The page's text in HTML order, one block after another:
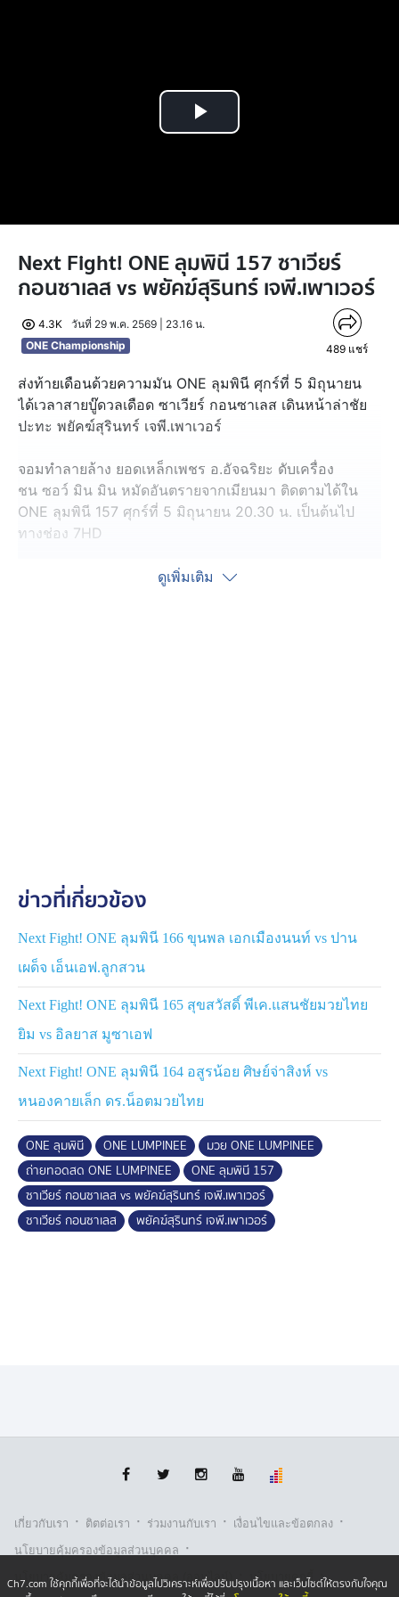
Play
Next Fight! ONE ลุมพินี 157 ซาเวียร์
กอนซาเลส vs พยัคฆ์สุรินทร์ เจพี.เพาเวอร์
4.3K
วันที่ 29 พ.ค. 2569 | 23.16 น.
ONE Championship
489 แชร์
ส่งท้ายเดือนด้วยความมัน ONE ลุมพินี ศุกร์ที่ 5 มิถุนายน
ได้เวลาสายบู๊ดวลเดือด ซาเวียร์ กอนซาเลส เดินหน้าล่าชัย
ปะทะ พยัคฆ์สุรินทร์ เจพี.เพาเวอร์
จอมทำลายล้าง ยอดเหล็กเพชร อ.อัจฉริยะ ดับเครื่อง
ชน ซอว์ มิน มิน หมัดอันตรายจากเมียนมา ติดตามได้ใน
ONE ลุมพินี 157 ศุกร์ที่ 5 มิถุนายน 20.30 น. เป็นต้นไป
ทางช่อง 7HD
รับชม LIVE สดผ่านโซเชียลมีเดีย ได้ตั้งแต่เวลา 19.30 น. ทั้ง
ดูเพิ่มเติม
ข่าวที่เกี่ยวข้อง
Next Fight! ONE ลุมพินี 166 ขุนพล เอกเมืองนนท์ vs ปาน
เผด็จ เอ็นเอฟ.ลูกสวน
Next Fight! ONE ลุมพินี 165 สุขสวัสดิ์ พีเค.แสนชัยมวยไทย
ยิม vs อิลยาส มูซาเอฟ
Next Fight! ONE ลุมพินี 164 อสูรน้อย ศิษย์จ่าสิงห์ vs
หนองคายเล็ก ดร.น็อตมวยไทย
ONE ลุมพินี ONE LUMPINEE
มวย ONE LUMPINEE
ถ่ายทอดสด ONE LUMPINEE
ONE ลุมพินี 157
ซาเวียร์ กอนซาเลส vs พยัคฆ์สุรินทร์ เจพี.เพาเวอร์
ซาเวียร์ กอนซาเลส
พยัคฆ์สุรินทร์ เจพี.เพาเวอร์
เกี่ยวกับเรา · ติตต่อเรา · ร่วมงานกับเรา · เงื่อนไขและข้อตกลง ·
นโยบายคุ้มครองข้อมูลส่วนบุคคล ·
นโยบายคุ้มครองข้อมูลส่วนบุคคล (ออนไลน์) · นโยบายคุกกี้ ·
Ch7.com ใช้คุกกี้เพื่อที่จะได้นำข้อมูลไปวิเคราะห์เพื่อปรับปรุงเนื้อหา และเว็บไซต์ให้ตรงกับใจคุณ